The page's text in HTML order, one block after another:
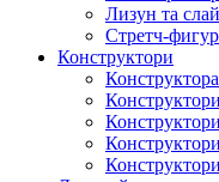
Лизун та
Стретч-
Конструктори